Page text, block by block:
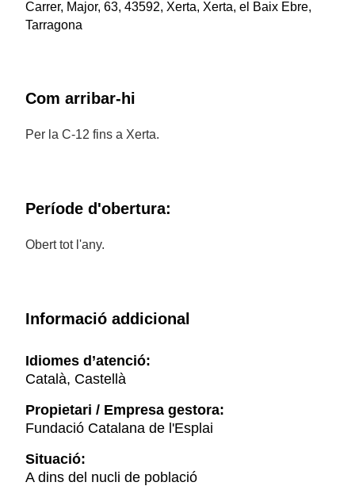
Carrer, Major, 63, 43592, Xerta, Xerta, el Baix Ebre,
Tarragona
Com arribar-hi
Per la C-12 fins a Xerta.
Període d'obertura:
Obert tot l'any.
Informació addicional
Idiomes d’atenció:
Català, Castellà
Propietari / Empresa gestora:
Fundació Catalana de l'Esplai
Situació:
A dins del nucli de població